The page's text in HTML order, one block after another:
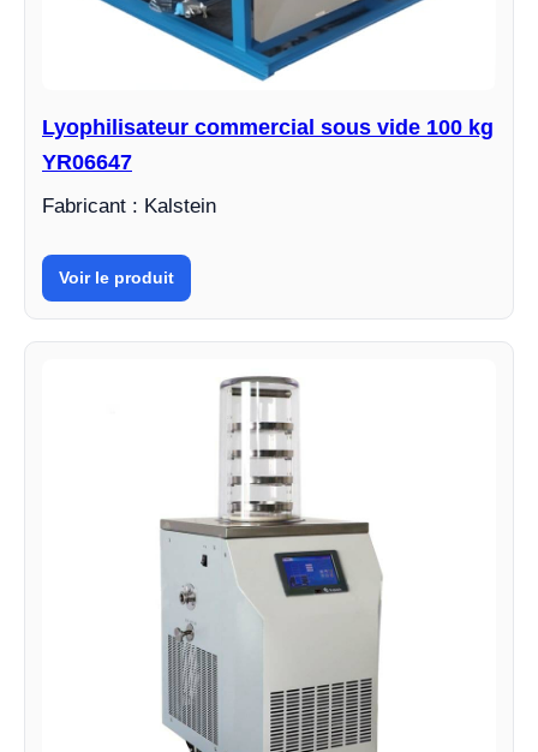
Lyophilisateur commercial sous vide 100 kg
YR06647
Fabricant : Kalstein
Voir le produit